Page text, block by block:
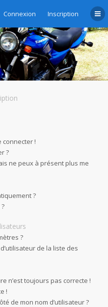
Connexion Inscription
connecter !
?
ne peux à présent plus me
?
?
de la liste des
n’est toujours pas correcte !
!
de mon nom d’utilisateur ?